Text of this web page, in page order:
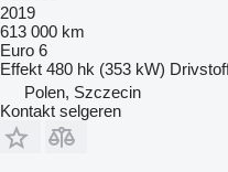
2019
613 000 km
Euro 6
Effekt 480 hk (353 kW)
Polen, Szczecin
Kontakt selgeren